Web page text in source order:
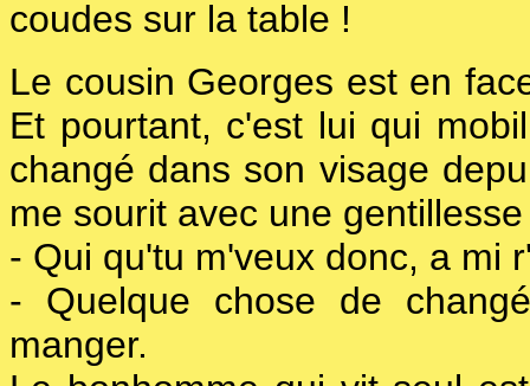
coudes sur la table !
Le cousin Georges est en
Et pourtant, c'est lui qui
changé dans son visage
me sourit avec une
- Qui qu'tu m'veux donc, a mi
- Quelque chose de
manger.